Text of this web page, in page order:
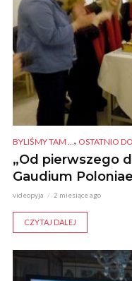
BYLIŚMY TAM ... , OSTATNIO
„Od pierwszego
Gaudium
videopyja 2 miesiące ago
CZYTAJ DALEJ